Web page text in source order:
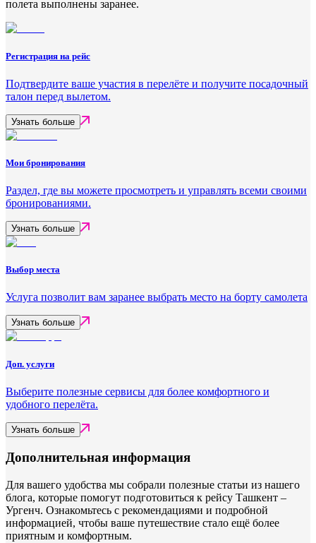
полета выполнены заранее.
Регистрация на рейс
Подтвердите ваше участия в перелёте и получите посадочный
талон перед вылетом.
Узнать больше
Мои бронирования
Раздел, где вы можете просмотреть и управлять всеми своими
бронированиями.
Узнать больше
Выбор места
Услуга позволит вам заранее выбрать место на борту самолета
Узнать больше
Доп. услуги
Выберите полезные сервисы для более комфортного и
удобного перелёта.
Узнать больше
Дополнительная информация
Для вашего удобства мы собрали полезные статьи из нашего
блога, которые помогут подготовиться к рейсу Ташкент –
Ургенч. Ознакомьтесь с рекомендациями и подробной
информацией, чтобы ваше путешествие стало ещё более
приятным и комфортным.